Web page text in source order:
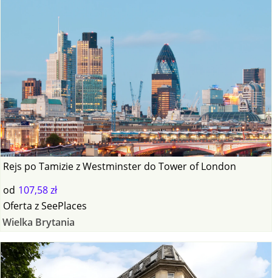
Rejs po Tamizie z Westminster do Tower of London
od 107,58 zł
Oferta zSeePlaces
Wielka Brytania